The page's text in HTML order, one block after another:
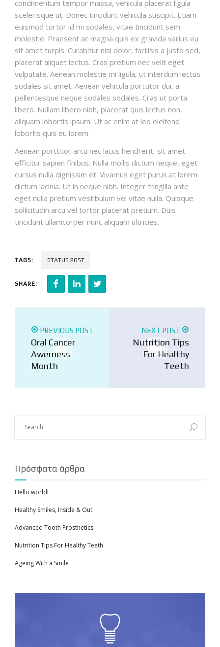
condimentum tempor massa, vehicula placerat ligula
scelerisque ut. Donec tincidunt vehicula suscipit. Etiam
euismod tortor id mi sodales, vitae tincidunt sem
molestie. Praesent ac magna quis ex gravida varius eu
sit amet turpis. Curabitur nisi dolor, facilisis a justo sed,
placerat aliquet lectus. Cras pretium nec velit eget
vulputate. Aenean molestie mi ligula, ut interdum lectus
sodales sit amet. Aenean vehicula porttitor dui, a
pellentesque neque sodales sodales. Cras ut porta
libero. Nullam libero nibh, placerat quis lectus non,
aliquam lobortis ipsum. Ut ac enim at leo eleifend
lobortis quis eu lorem.
Aenean porttitor arcu nec lacus hendrerit, sit amet
efficitur sapien finibus. Nulla mollis dictum neque, eget
cursus nulla dignissim et. Vivamus eget purus at lorem
dictum lacinia. Ut in neque nibh. Integer fringilla ante
eget nulla pretium vestibulum vel vitae nulla. Quisque
sollicitudin arcu vel tortor placerat pretium. Duis
tincidunt ullamcorper nunc aliquam ultricies.
TAGS: STATUS POST
SHARE:
PREVIOUS POST
Oral Cancer
Awerness
Month
NEXT POST
Nutrition Tips
For Healthy
Teeth
Πρόσφατα άρθρα
Hello world!
Healthy Smiles, Inside & Out
Advanced Tooth Prosthetics
Nutrition Tips For Healthy Teeth
Ageing With a Smile